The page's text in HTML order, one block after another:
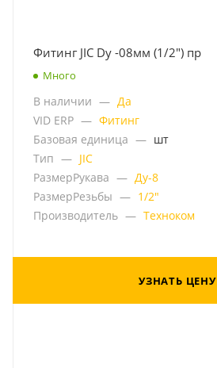
Фитинг JIC Dу -08мм (1/2") пр
Много
В наличии — Да
VID ERP — Фитинг
Базовая единица — шт
Тип — JIC
РазмерРукава — Ду-8
РазмерРезьбы — 1/2"
Производитель — Техноком
УЗНАТЬ ЦЕНУ